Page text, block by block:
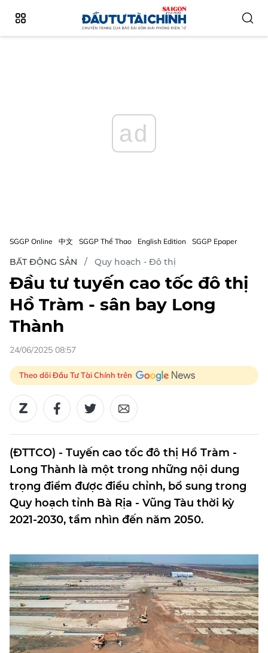
ad
SGGP Online 中文 SGGP Thể Thao English Edition SGGP Epaper
BẤT ĐỘNG SẢN Quy hoạch - Đô thị
Đầu tư tuyến cao tốc đô thị
Hồ Tràm - sân bay Long
Thành
24/06/2025 08:57
Theo dõi Đầu Tư Tài Chính trên
(ĐTTCO) - Tuyến cao tốc đô thị Hồ Tràm -
Long Thành là một trong những nội dung
trọng điểm được điều chỉnh, bổ sung trong
Quy hoạch tỉnh Bà Rịa - Vũng Tàu thời kỳ
2021-2030, tầm nhìn đến năm 2050.